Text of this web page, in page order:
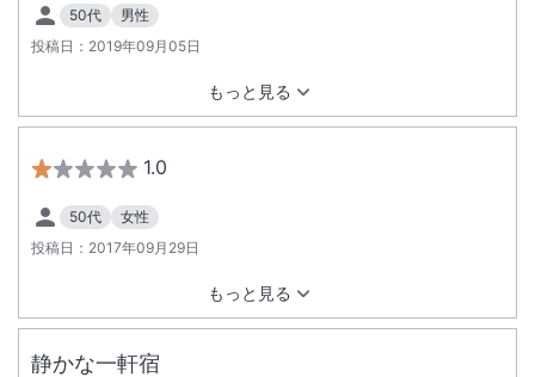
がありストーブも燃えていました。内風呂は若干熱めでした
が、貸切は丁度良いぬるさかげん長湯ができました。私として
はとても満足いく宿泊でした。新緑の頃又来ようと思う旅の宿
50代
男性
投稿日： 2019年09月05日
もっと見る
1.0
50代
女性
投稿日： 2017年09月29日
もっと見る
静かな一軒宿